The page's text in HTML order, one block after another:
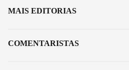
MAIS EDITORIAS
COMENTARISTAS